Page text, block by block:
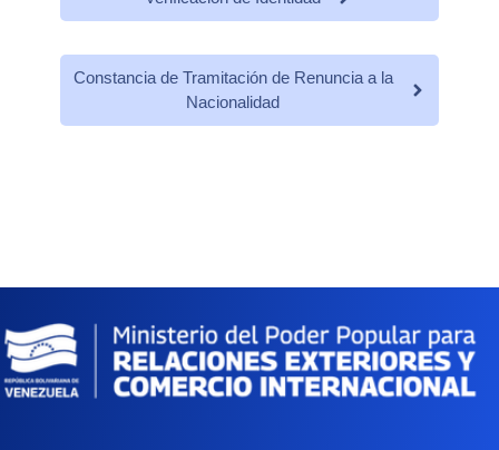
Constancia de Tramitación de Renuncia a la
Nacionalidad